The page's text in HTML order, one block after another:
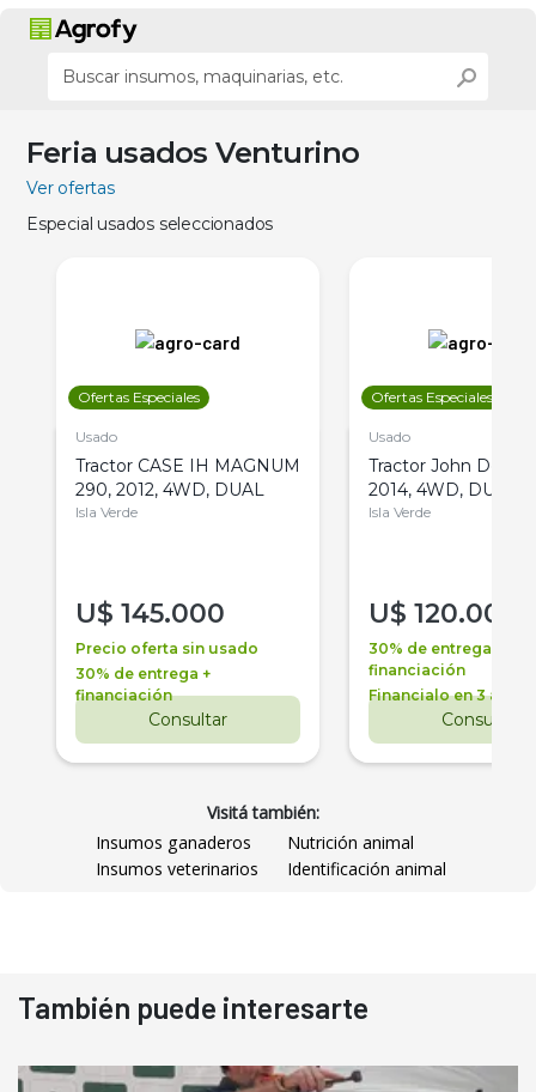
Feria usados Venturino
Ver ofertas
Especial usados seleccionados
Ofertas Especiales
Usado
Tractor CASE IH MAGNUM
290, 2012, 4WD, DUAL
Isla Verde
U$ 145.000
Precio oferta sin usado
30% de entrega +
financiación
Consultar
Ofertas Especiales
Usado
Tractor John Deere
2014, 4WD, DUAL
Isla Verde
U$ 120.000
30% de entrega +
financiación
Financialo en 3 años
Consultar
Visitá también:
Insumos ganaderos
Nutrición animal
Insumos veterinarios
Identificación animal
También puede interesarte